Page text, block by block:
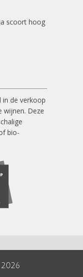
scoort hoog
in de verkoop
wijnen. Deze
bio-